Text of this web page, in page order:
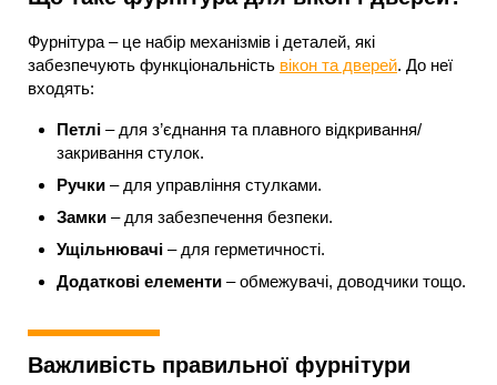
Фурнітура – це набір механізмів і деталей, які
забезпечують функціональність вікон та дверей. До неї
входять:
Петлі – для з’єднання та плавного відкривання/
закривання стулок.
Ручки – для управління стулками.
Замки – для забезпечення безпеки.
Ущільнювачі – для герметичності.
Додаткові елементи – обмежувачі, доводчики тощо.
Важливість правильної фурнітури